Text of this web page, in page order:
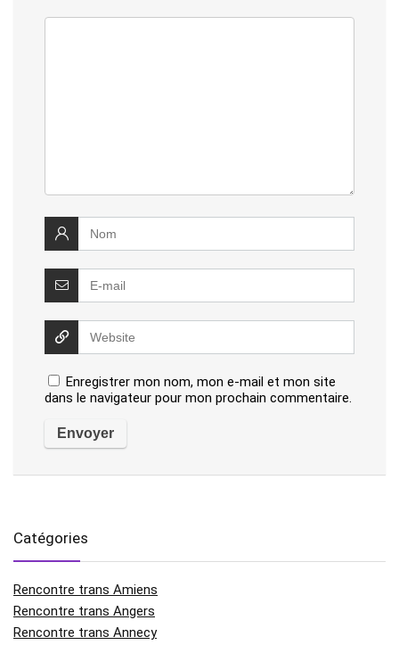
Enregistrer mon nom, mon e-mail et mon site
dans le navigateur pour mon prochain commentaire.
Catégories
Rencontre trans Amiens
Rencontre trans Angers
Rencontre trans Annecy